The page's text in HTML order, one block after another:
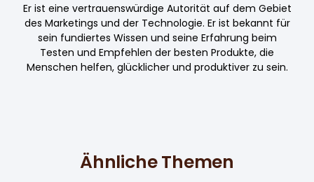
Er ist eine vertrauenswürdige Autorität auf dem Gebiet
des Marketings und der Technologie. Er ist bekannt für
sein fundiertes Wissen und seine Erfahrung beim
Testen und Empfehlen der besten Produkte, die
Menschen helfen, glücklicher und produktiver zu sein.
Ähnliche Themen